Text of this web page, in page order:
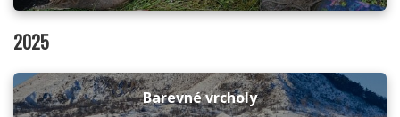
2025
Barevné vrcholy